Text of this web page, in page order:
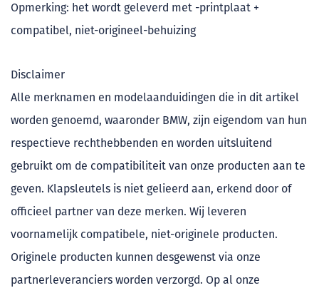
Opmerking: het wordt geleverd met -printplaat +
compatibel, niet-origineel-behuizing
Disclaimer
Alle merknamen en modelaanduidingen die in dit artikel
worden genoemd, waaronder BMW, zijn eigendom van hun
respectieve rechthebbenden en worden uitsluitend
gebruikt om de compatibiliteit van onze producten aan te
geven. Klapsleutels is niet gelieerd aan, erkend door of
officieel partner van deze merken. Wij leveren
voornamelijk compatibele, niet-originele producten.
Originele producten kunnen desgewenst via onze
partnerleveranciers worden verzorgd. Op al onze